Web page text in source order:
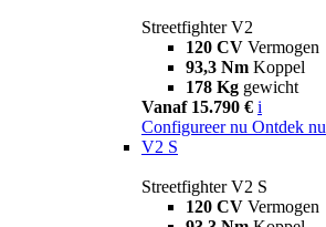
Streetfighter V2
120 CV Vermogen
93,3 Nm Koppel
178 Kg gewicht
Vanaf 15.790 € i
Configureer nu Ontdek nu
V2 S
Streetfighter V2 S
120 CV Vermogen